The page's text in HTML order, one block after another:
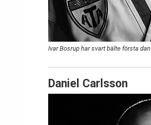
Ivar Bosrup har svart bälte första dan
Daniel Carlsson